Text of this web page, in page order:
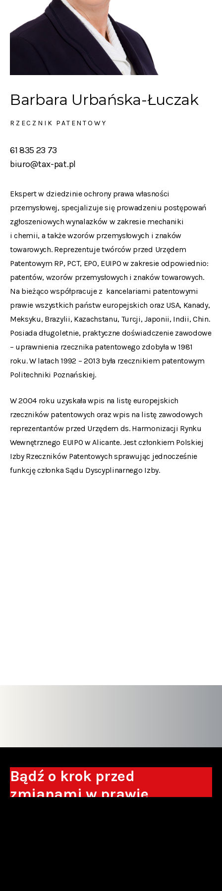
Barbara Urbańska-Łuczak
RZECZNIK PATENTOWY
61 835 23 73
biuro@tax-pat.pl
Ekspert w dziedzinie ochrony prawa własności
przemysłowej, specjalizuje się prowadzeniu postępowań
zgłoszeniowych wynalazków w zakresie mechaniki
i chemii, a także wzorów przemysłowych i znaków
towarowych. Reprezentuje twórców przed Urzędem
Patentowym RP, PCT, EPO, EUIPO w zakresie odpowiednio:
patentów, wzorów przemysłowych i znaków towarowych.
Na bieżąco współpracuje z kancelariami patentowymi
prawie wszystkich państw europejskich oraz USA, Kanady,
Meksyku, Brazylii, Kazachstanu, Turcji, Japonii, Indii, Chin.
Posiada długoletnie, praktyczne doświadczenie zawodowe
– uprawnienia rzecznika patentowego zdobyła w 1981
roku. W latach 1992 – 2013 była rzecznikiem patentowym
Politechniki Poznańskiej.
W 2004 roku uzyskała wpis na listę europejskich
rzeczników patentowych oraz wpis na listę zawodowych
reprezentantów przed Urzędem ds. Harmonizacji Rynku
Wewnętrznego EUIPO w Alicante. Jest członkiem Polskiej
Izby Rzeczników Patentowych sprawując jednocześnie
funkcję członka Sądu Dyscyplinarnego Izby.
Bądź o krok przed
zmianami w prawie